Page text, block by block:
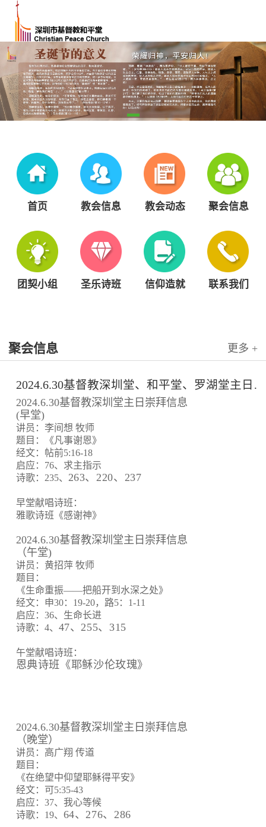
首页 教会信息 教会动态 聚会信息
团契小组 圣乐诗班 信仰造就 联系我们
聚会信息 更多 +
2024.6.30基督教深圳堂、和平堂、罗湖堂主日崇拜信息
2024.6.30基督教深圳堂主日崇拜信息
(早堂)
讲员：李间想 牧师
题目：《凡事谢恩》
经文：帖前5:16-18
启应：76、求主指示
诗歌：235、 263、220、237
早堂献唱诗班：
雅歌诗班《感谢神》
2024.6.30基督教深圳堂主日崇拜信息
（午堂)
讲员：黄招萍 牧师
题目：
《生命重振——把船开到水深之处》
经文：申30：19-20，路5：1-11
启应：36、生命长进
诗歌：4、 47、255、315
午堂献唱诗班：
恩典诗班《耶稣沙伦玫瑰》
2024.6.30基督教深圳堂主日崇拜信息
（晚堂）
讲员：高广翔 传道
题目：
《在绝望中仰望耶稣得平安》
经文：可5:35-43
启应：37、我心等候
诗歌：19、 64、 276、 286